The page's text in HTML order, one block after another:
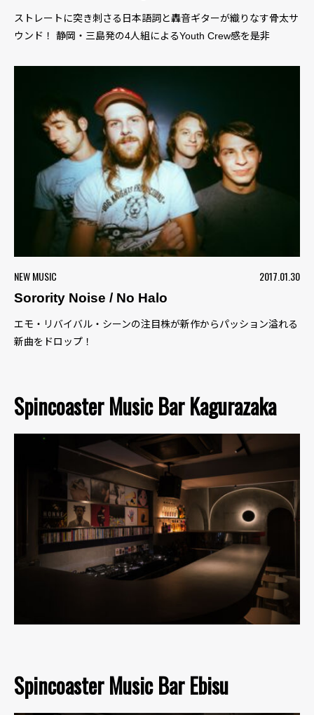
ストレートに突き刺さる日本語詞と轟音ギターが織りなす骨太サ
ウンド！ 静岡・三島発の4人組によるYouth Crew感を是非
NEW MUSIC
2017.01.30
Sorority Noise / No Halo
エモ・リバイバル・シーンの注目株が新作からパッション溢れる
新曲をドロップ！
Spincoaster Music Bar Kagurazaka
Spincoaster Music Bar Ebisu